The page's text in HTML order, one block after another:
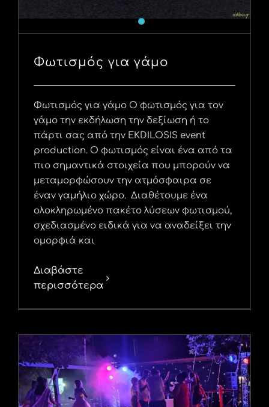
Φωτισμός για γάμο
Φωτισμός για γάμο Ο φωτισμός για τον
γάμο την εκδήλωση την δεξίωση ή το
πάρτι σας από την EKDILOSIS event
production. Ο φωτισμός είναι ένα από τα
πιο σημαντικά στοιχεία που μπορούν να
μεταμορφώσουν την ατμόσφαιρα σε
έναν γαμήλιο χώρο. Διαθέτουμε ένα
ολοκληρωμένο πακέτο λύσεων φωτισμού,
σχεδιασμένο ειδικά για να αναδείξει την
ομορφιά και
Διαβάστε
περισσότερα